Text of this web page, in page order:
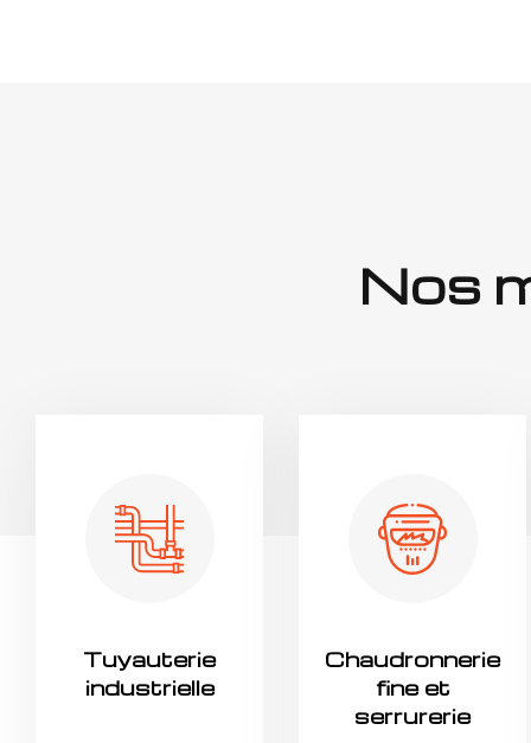
Nos
Tuyauterie
industrielle
Chaudronnerie
fine et
serrurerie